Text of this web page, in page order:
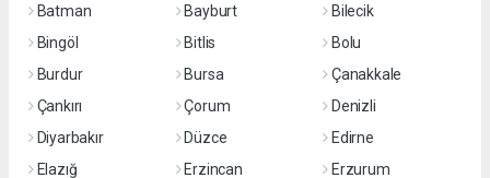
Batman
Bayburt
Bilecik
Bingöl
Bitlis
Bolu
Burdur
Bursa
Çanakkale
Çankırı
Çorum
Denizli
Diyarbakır
Düzce
Edirne
Elazığ
Erzincan
Erzurum